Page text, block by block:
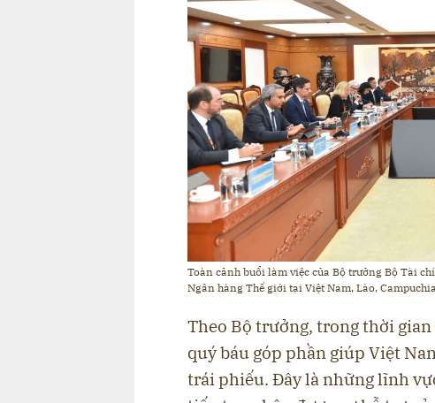
Toàn cảnh buổi làm việc của Bộ trưởng Bộ Tài
Ngân hàng Thế giới tại Việt Nam, Lào,
Theo Bộ trưởng, trong thời
quý báu góp phần giúp Việt
trái phiếu. Đây là những lĩnh